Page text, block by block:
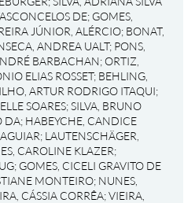
DE; GOMES,
JÚNIOR, ALÉRCIO; BONAT,
ANDREA UALT; PONS,
BARBACHAN;ORTIZ,
ELIAS ROSSET; BEHLING,
ARTUR RODRIGO ITAQUI;
SOARES;SILVA, BRUNO
DA; HABEYCHE, CANDICE
; LAUTENSCHÄGER,
CAROLINE KLAZER;
; GOMES, CICELI GRAVITO DE
MONTEIRO; NUNES,
CÁSSIA CORRÊA;VIEIRA,